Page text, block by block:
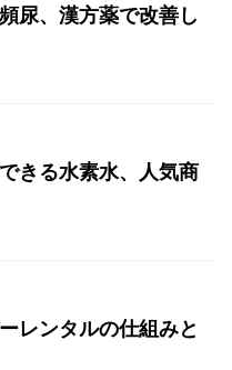
尿、漢方薬で改善し
きる水素水、人気商
レンタルの仕組みと